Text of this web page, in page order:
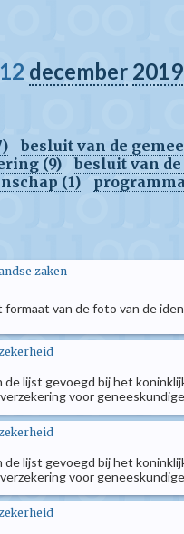
december 2019
besluit van de
(9)
besluit van
(1)
zaken
van de foto van de
lijst gevoegd bij het
voor
lijst gevoegd bij het
voor